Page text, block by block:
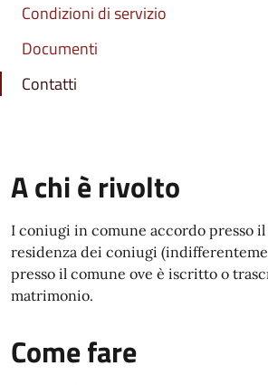
Condizioni di servizio
Documenti
Contatti
A chi è rivolto
I coniugi in comune accordo presso
residenza dei coniugi
presso il comune ove è iscritto o
matrimonio.
Come fare